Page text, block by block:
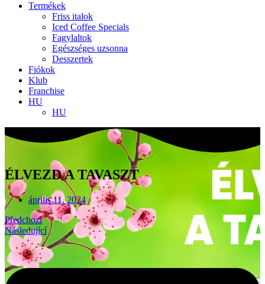
Termékek
Friss italok
Iced Coffee Specials
Fagylaltok
Egészséges uzsonna
Desszertek
Fiókok
Klub
Franchise
HU
HU
ÉLVEZD A TAVASZT
április 11, 2024
Předchozí
Následující